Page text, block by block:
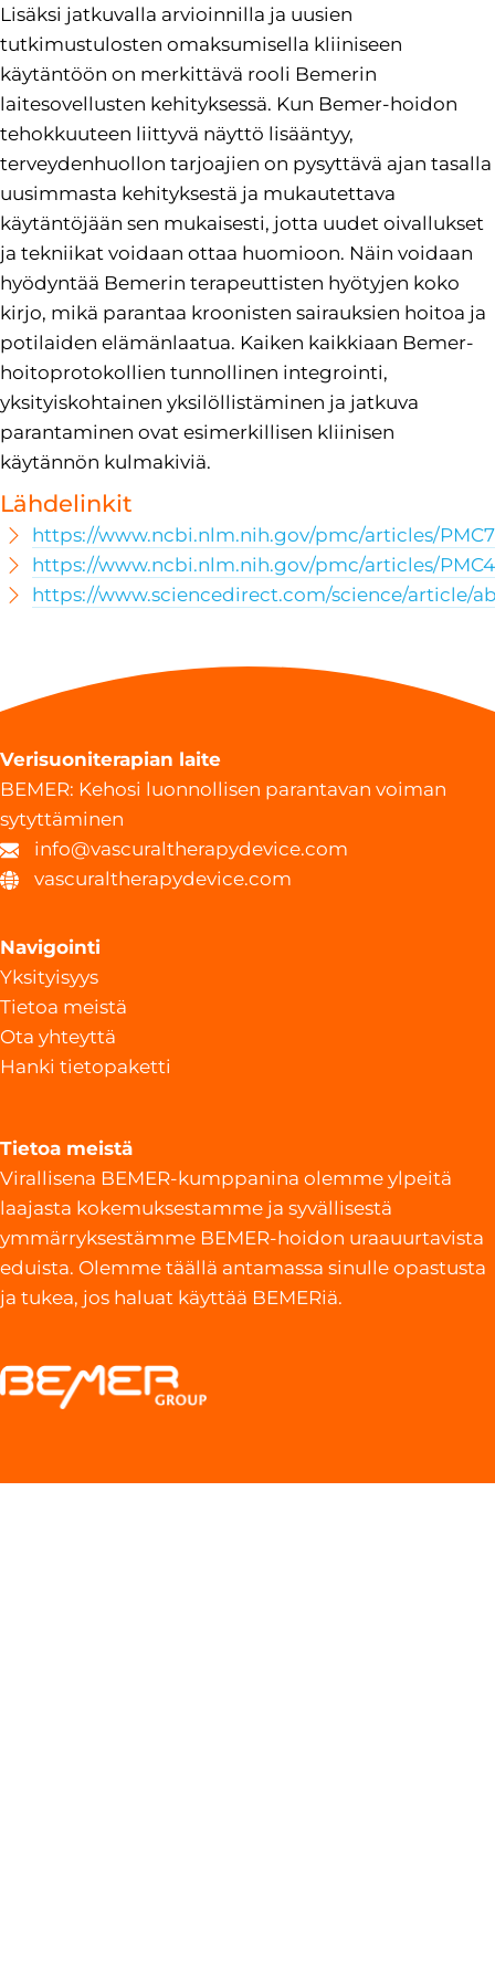
Lisäksi jatkuvalla arvioinnilla ja uusien
tutkimustulosten omaksumisella kliiniseen
käytäntöön on merkittävä rooli Bemerin
laitesovellusten kehityksessä. Kun Bemer-hoidon
tehokkuuteen liittyvä näyttö lisääntyy,
terveydenhuollon tarjoajien on pysyttävä ajan tasalla
uusimmasta kehityksestä ja mukautettava
käytäntöjään sen mukaisesti, jotta uudet oivallukset
ja tekniikat voidaan ottaa huomioon. Näin voidaan
hyödyntää Bemerin terapeuttisten hyötyjen koko
kirjo, mikä parantaa kroonisten sairauksien hoitoa ja
potilaiden elämänlaatua. Kaiken kaikkiaan Bemer-
hoitoprotokollien tunnollinen integrointi,
yksityiskohtainen yksilöllistäminen ja jatkuva
parantaminen ovat esimerkillisen kliinisen
käytännön kulmakiviä.
Lähdelinkit
https://www.ncbi.nlm.nih.gov/pmc/articles/
https://www.ncbi.nlm.nih.gov/pmc/articles/
https://www.sciencedirect.com/science/article/
Verisuoniterapian laite
BEMER: Kehosi luonnollisen parantavan voiman
sytyttäminen
info@vascuraltherapydevice.com
vascuraltherapydevice.com
Navigointi
Yksityisyys
Tietoa meistä
Ota yhteyttä
Hanki tietopaketti
Tietoa meistä
Virallisena BEMER-kumppanina olemme ylpeitä
laajasta kokemuksestamme ja syvällisestä
ymmärryksestämme BEMER-hoidon uraauurtavista
eduista. Olemme täällä antamassa sinulle opastusta
ja tukea, jos haluat käyttää BEMERiä.